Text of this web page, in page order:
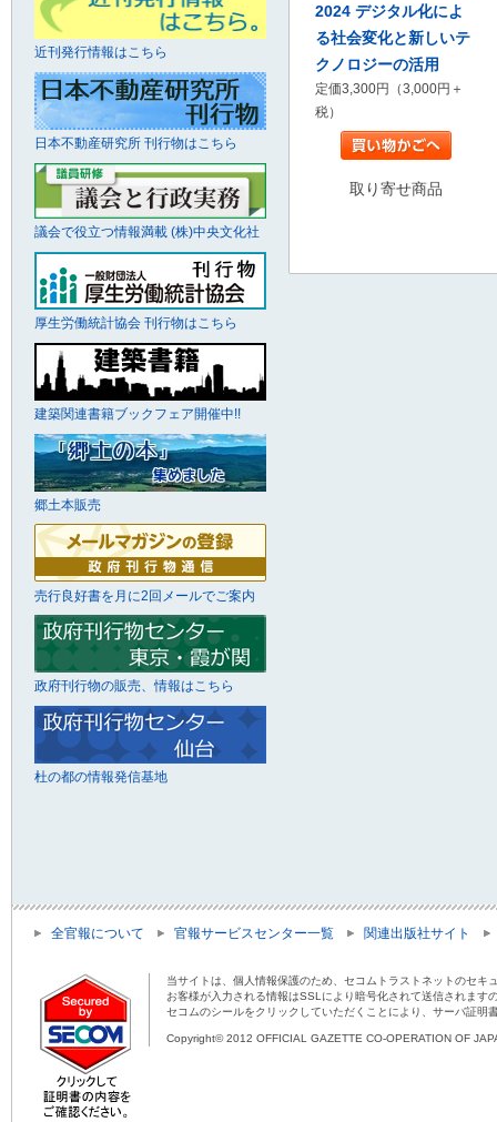
2024 デジタル化によ
る社会変化と新しいテ
クノロジーの活用
定価3,300円（3,000円＋
税）
取り寄せ商品
近刊発行情報はこちら
日本不動産研究所 刊行物はこちら
議会で役立つ情報満載 (株)中央文化社
厚生労働統計協会 刊行物はこちら
建築関連書籍ブックフェア開催中!!
郷土本販売
売行良好書を月に2回メールでご案内
政府刊行物の販売、情報はこちら
杜の都の情報発信基地
全官報について 官報サービスセンター一覧 関連出版社サイト
当サイトは、個人情報保護のため、セコムトラストネットのセキ
お客様が入力される情報はSSLにより暗号化されて送信されま
セコムのシールをクリックしていただくことにより、サーバ証明
Copyright© 2012 OFFICIAL GAZETTE CO-OPERATION OF